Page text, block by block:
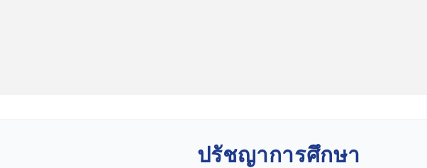
ปรัชญาการศึกษา